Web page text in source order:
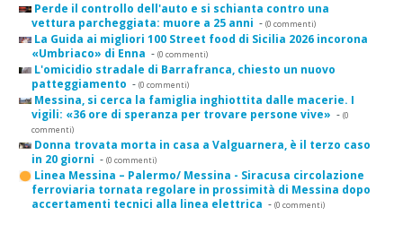
Perde il controllo dell'auto e si schianta contro una
vettura parcheggiata: muore a 25 anni - (0 commenti)
La Guida ai migliori 100 Street food di Sicilia 2026 incorona
«Umbriaco» di Enna - (0 commenti)
L'omicidio stradale di Barrafranca, chiesto un nuovo
patteggiamento - (0 commenti)
Messina, si cerca la famiglia inghiottita dalle macerie. I
vigili: «36 ore di speranza per trovare persone vive» - (0
commenti)
Donna trovata morta in casa a Valguarnera, è il terzo caso
in 20 giorni - (0 commenti)
Linea Messina – Palermo/ Messina - Siracusa circolazione
ferroviaria tornata regolare in prossimità di Messina dopo
accertamenti tecnici alla linea elettrica - (0 commenti)